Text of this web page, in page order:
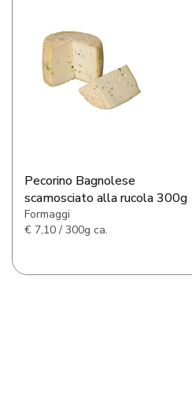
Pecorino Bagnolese
scamosciato alla rucola 300g
Formaggi
€ 7,10 / 300g ca.